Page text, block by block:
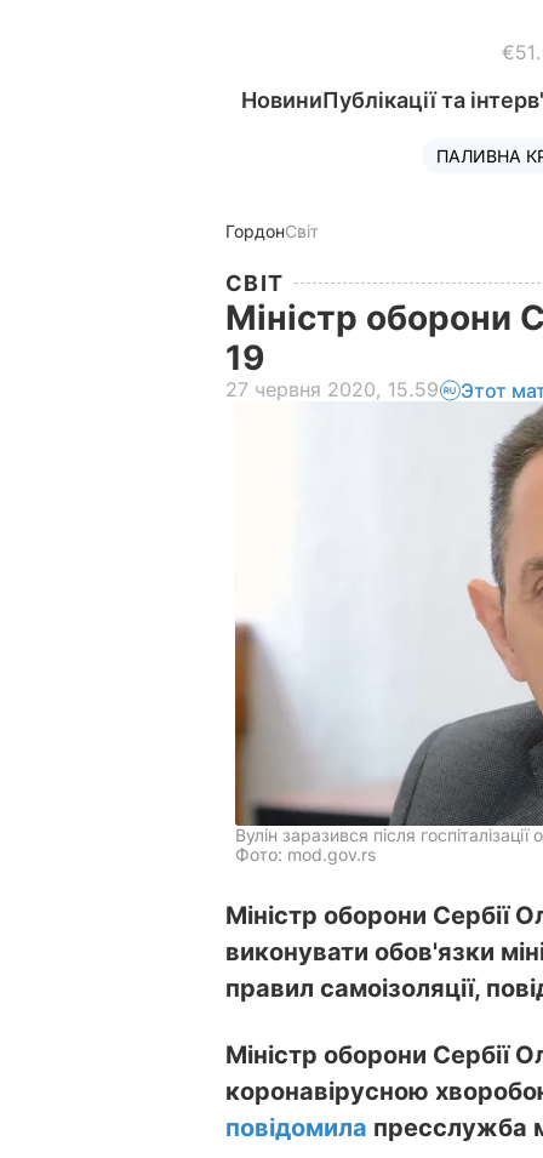
НовиниПублікації та
ПАЛИВНА
ГордонСвіт
СВІТ
Міністр оборони
19
27 червня 2020, 15.59 Этот
Вулін заразився після
Фото: mod.gov.rs
Міністр оборони Сербії
виконувати обов'язки
правил самоізоляції,
Міністр оборони Сербії
коронавірусною
повідомила пресслужба